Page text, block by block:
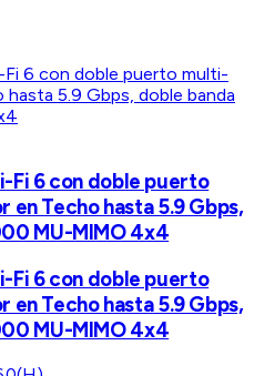
Fi 6 con doble puerto
Techo hasta 5.9 Gbps,
MU-MIMO 4x4
Fi 6 con doble puerto
Techo hasta 5.9 Gbps,
MU-MIMO 4x4